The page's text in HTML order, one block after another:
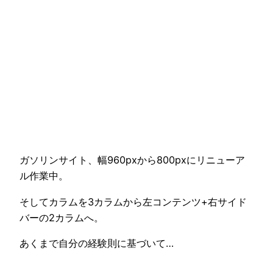
ガソリンサイト、幅960pxから800pxにリニューア
ル作業中。
そしてカラムを3カラムから左コンテンツ+右サイド
バーの2カラムへ。
あくまで自分の経験則に基づいて…